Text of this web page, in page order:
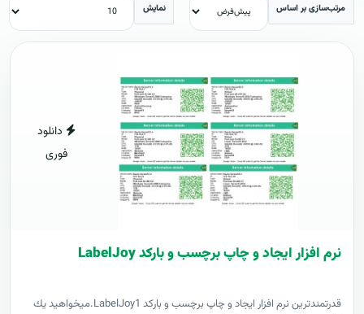
مرتب‌سازی بر اساس نمایش
دانلود
فوری
نرم افزار ایجاد و چاپ برچسب و بارکد LabelJoy
قدرتمندترين نرم افزار ایجاد و چاپ برچسب و بارکد LabelJoy1.ميخواهيد يك